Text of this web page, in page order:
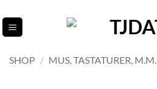
til
indhold
SHOP / MUS, TASTATURER, M.M.